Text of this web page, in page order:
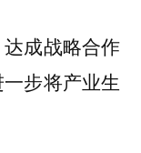
成战略合作
步将产业生